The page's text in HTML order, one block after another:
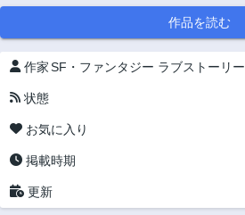
作品を読む
作家SF・ファンタジー ラブストーリー
状態
お気に入り
掲載時期
更新